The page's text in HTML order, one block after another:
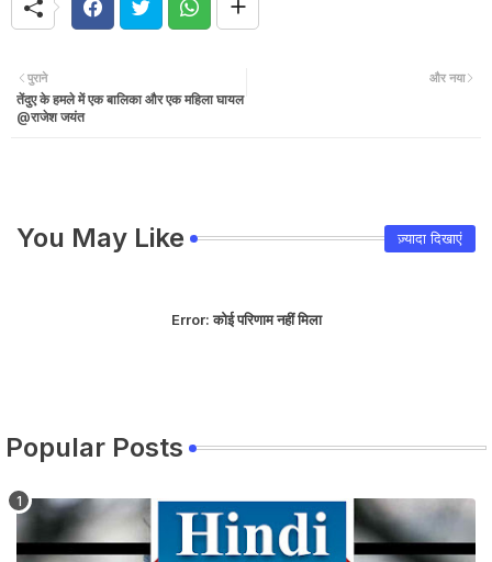
और नया
पुराने
तेंदुए के हमले में एक बालिका और एक महिला घायल
@राजेश जयंत
You May Like ज़्यादा दिखाएं
Error:कोई परिणाम नहीं मिला
Popular Posts